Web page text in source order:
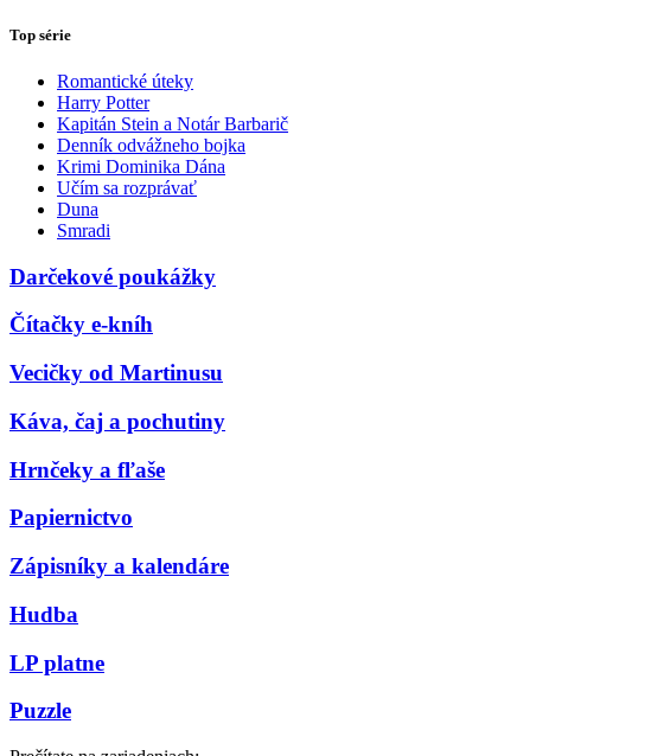
Top série
Romantické úteky
Harry Potter
Kapitán Stein a Notár Barbarič
Denník odvážneho bojka
Krimi Dominika Dána
Učím sa rozprávať
Duna
Smradi
Darčekové poukážky
Čítačky e-kníh
Vecičky od Martinusu
Káva, čaj a pochutiny
Hrnčeky a fľaše
Papiernictvo
Zápisníky a kalendáre
Hudba
LP platne
Puzzle